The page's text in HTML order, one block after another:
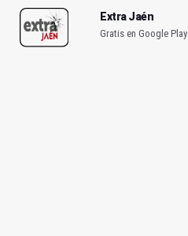
Extra Jaén
Gratis en Google Play